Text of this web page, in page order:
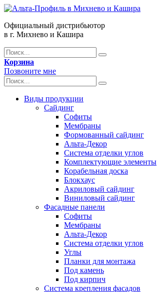
Официальный дистрибьютор
в г. Михнево и Кашира
Корзина
Позвоните мне
Виды продукции
Сайдинг
Софиты
Мембраны
Формованный сайдинг
Альта-Декор
Система отделки углов
Комплектующие элементы
Корабельная доска
Блокхаус
Акриловый сайдинг
Виниловый сайдинг
Фасадные панели
Софиты
Мембраны
Альта-Декор
Система отделки углов
Углы
Планки для монтажа
Под камень
Под кирпич
Система крепления фасадов